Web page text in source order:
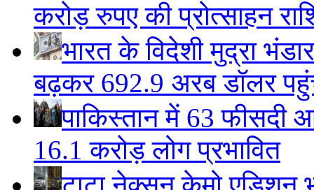
करोड़ रुपए की प्रोत्साहन
भारत के विदेशी मुद्रा
बढ़कर 692.9 अरब डॉलर
पाकिस्तान में 63 फीसदी
16.1 करोड़ लोग प्रभावित